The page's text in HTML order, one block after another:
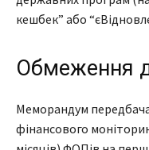
кешбек” або
Обмеження
Меморандум
фінансового